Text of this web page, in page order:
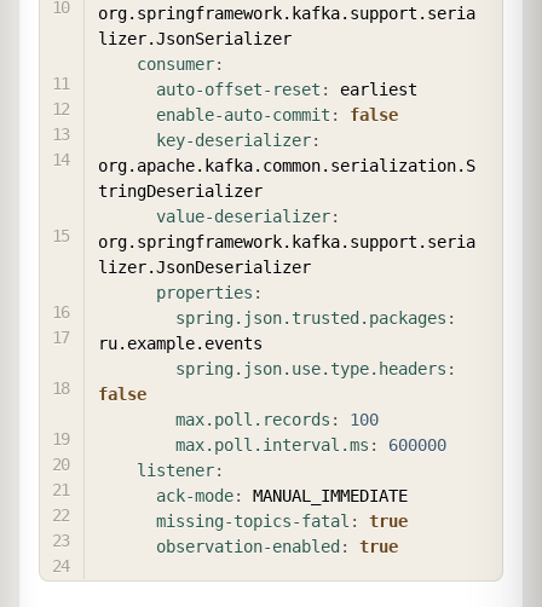
org.springframework.kafka.support.seria
lizer.JsonSerializer
consumer:
auto-offset-reset :
earliest
enable-auto-commit :
false
key-deserializer:
org.apache.kafka.common.serialization.S
tringDeserializer
value-deserializer:
org.springframework.kafka.support.seria
lizer.JsonDeserializer
properties :
spring.json.trusted.packages :
ru.example.events
spring.json.use.type.headers :
false
max.poll.records :
100
max.poll.interval.ms :
600000
listener:
ack-mode:
MANUAL_IMMEDIATE
missing-topics-fatal :
true
observation-enabled : true